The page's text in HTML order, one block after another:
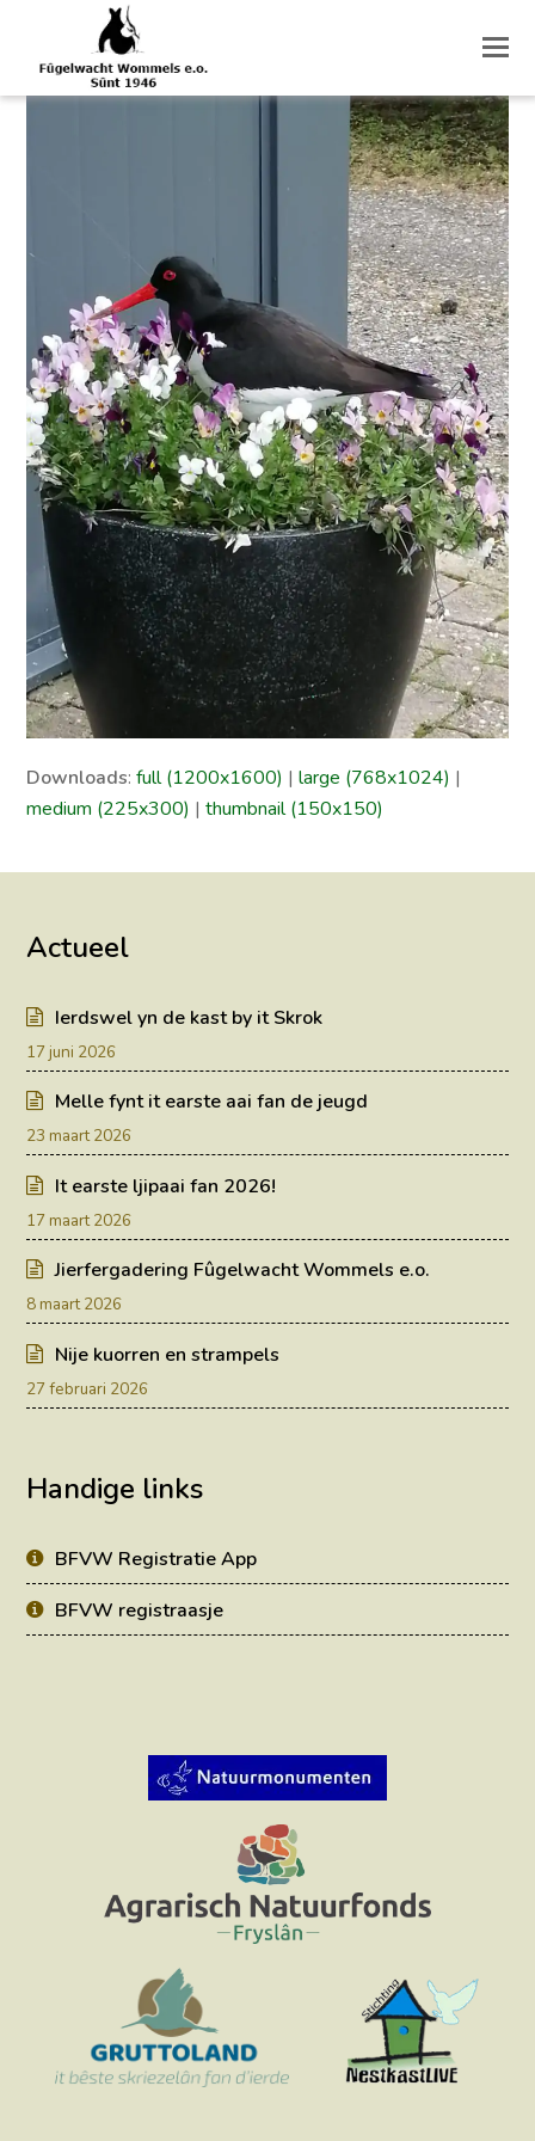
Downloads:full (1200x1600) |large (768x1024) |
medium (225x300) |thumbnail (150x150)
Actueel
Ierdswel yn de kast by it Skrok
17 juni 2026
Melle fynt it earste aai fan de jeugd
23 maart 2026
It earste ljipaai fan 2026!
17 maart 2026
Jierfergadering Fûgelwacht Wommels e.o.
8 maart 2026
Nije kuorren en strampels
27 februari 2026
Handige links
BFVW Registratie App
BFVW registraasje